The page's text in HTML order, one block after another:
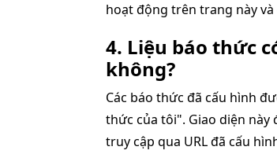
hoạt động trên trang này
4. Liệu báo thức
không?
Các báo thức đã cấu hình
thức của tôi". Giao diện
truy cập qua URL đã cấu